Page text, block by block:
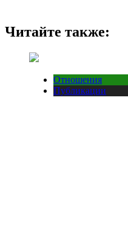
Читайте также:
Отношения
Публикации